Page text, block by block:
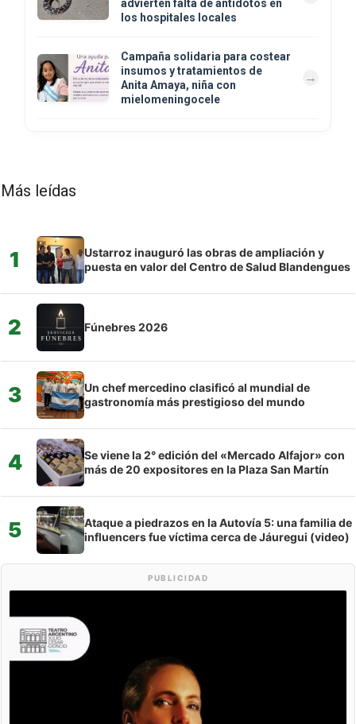
advierten falta de antídotos en
los hospitales locales
Campaña solidaria para costear
insumos y tratamientos de
Anita Amaya, niña con
mielomeningocele
Más leídas
1
Ustarroz inauguró las obras de ampliación y
puesta en valor del Centro de Salud Blandengues
2 Fúnebres 2026
3
Un chef mercedino clasificó al mundial de
gastronomía más prestigioso del mundo
4
Se viene la 2° edición del «Mercado Alfajor» con
más de 20 expositores en la Plaza San Martín
5
Ataque a piedrazos en la Autovía 5: una familia de
influencers fue víctima cerca de Jáuregui (video)
PUBLICIDAD